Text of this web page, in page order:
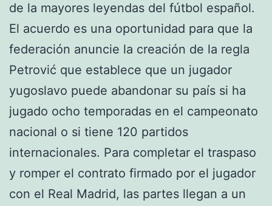
de la mayores leyendas del fútbol español.
El acuerdo es una oportunidad para que la
federación anuncie la creación de la regla
Petrović que establece que un jugador
yugoslavo puede abandonar su país si ha
jugado ocho temporadas en el campeonato
nacional o si tiene 120 partidos
internacionales. Para completar el traspaso
y romper el contrato firmado por el jugador
con el Real Madrid, las partes llegan a un